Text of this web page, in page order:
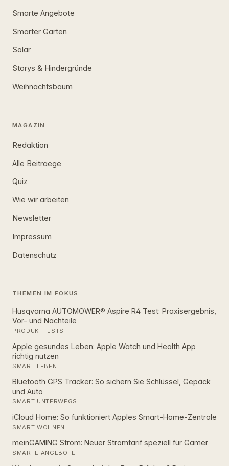
Smarte Angebote
Smarter Garten
Solar
Storys & Hindergründe
Weihnachtsbaum
MAGAZIN
Redaktion
Alle Beitraege
Quiz
Wie wir arbeiten
Newsletter
Impressum
Datenschutz
THEMEN IM FOKUS
Husqvarna AUTOMOWER® Aspire R4 Test: Praxisergebnis,
Vor- und Nachteile
PRODUKTTESTS
Apple gesundes Leben: Apple Watch und Health App
richtig nutzen
SMART LEBEN
Bluetooth GPS Tracker: So sichern Sie Schlüssel, Gepäck
und Auto
SMART UNTERWEGS
iCloud Home: So funktioniert Apples Smart‑Home‑Zentrale
SMART WOHNEN
meinGAMING Strom: Neuer Stromtarif speziell für Gamer
SMARTE ANGEBOTE